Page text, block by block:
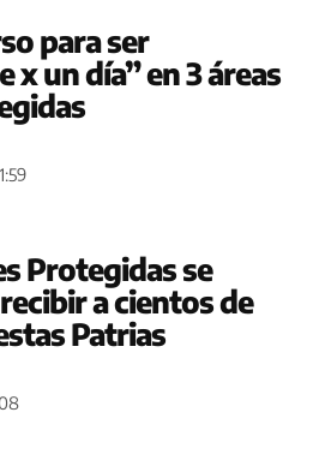
para ser
x un día” en 3 áreas
Protegidas se
a cientos de
Patrias